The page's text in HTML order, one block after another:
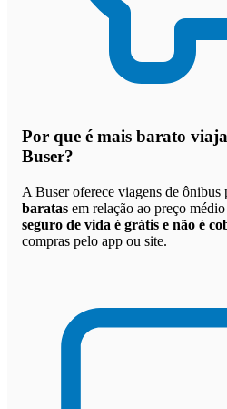
Por que é mais barato
Buser?
A Buser oferece viagens de ônibus
baratas em relação ao preço
seguro de vida é grátis e não é
compras pelo app ou site.